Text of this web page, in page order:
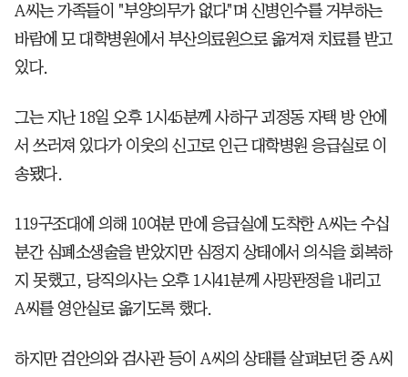
A씨는 가족들이 "부양의무가 없다"며 신병인수를 거부하는
바람에 모 대학병원에서 부산의료원으로 옮겨져 치료를 받고
있다.
그는 지난 18일 오후 1시45분께 사하구 괴정동 자택 방 안에
서 쓰러져 있다가 이웃의 신고로 인근 대학병원 응급실로 이
송됐다.
119구조대에 의해 10여분 만에 응급실에 도착한 A씨는 수십
분간 심폐소생술을 받았지만 심정지 상태에서 의식을 회복하
지 못했고, 당직의사는 오후 1시41분께 사망판정을 내리고
A씨를 영안실로 옮기도록 했다.
하지만 검안의와 검사관 등이 A씨의 상태를 살펴보던 중 A씨